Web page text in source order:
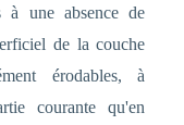
à une absence de
de la couche
érodables, à
courante qu'en